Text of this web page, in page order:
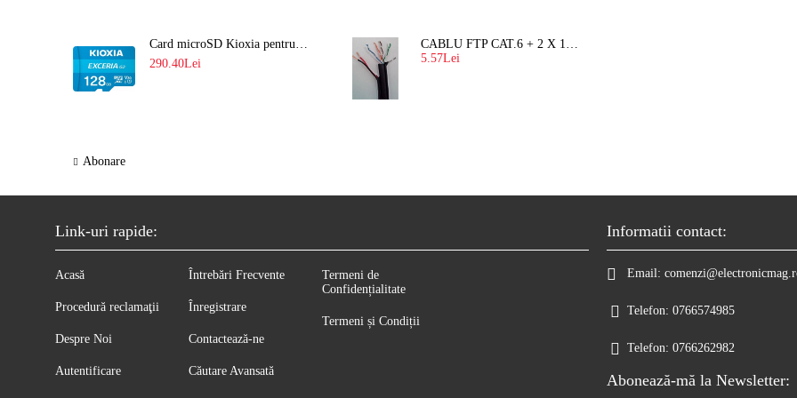
Card microSD Kioxia pentru CCTV cu capacitate memorie 128GB Ultra HD 4K LMEX2L128GG2
290.40Lei
Abonare
CABLU FTP CAT.6 + 2 X 1.5 MM2 ( LITAT ) CU SUFA
5.57Lei
Link-uri rapide:
Acasă
Procedură reclamaţii
Despre Noi
Autentificare
Întrebări Frecvente
Înregistrare
Contactează-ne
Căutare Avansată
Termeni de
Confidențialitate
Termeni și Condiții
Informatii contact:
Email:
Telefon: 0766574985
Telefon: 0766262982
Abonează-mă la Newsletter: